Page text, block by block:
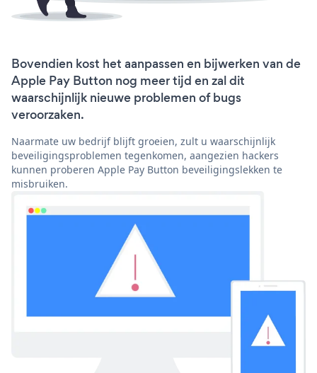
Bovendien kost het aanpassen en bijwerken van de
Apple Pay Button nog meer tijd en zal dit
waarschijnlijk nieuwe problemen of bugs
veroorzaken.
Naarmate uw bedrijf blijft groeien, zult u waarschijnlijk
beveiligingsproblemen tegenkomen, aangezien hackers
kunnen proberen Apple Pay Button beveiligingslekken te
misbruiken.